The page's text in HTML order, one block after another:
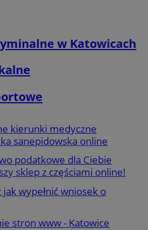
w Katowicach
kierunki medyczne
sanepidowska online
podatkowe dla Ciebie
sklep z częściami online!
jak wypełnić wniosek o
stron www - Katowice